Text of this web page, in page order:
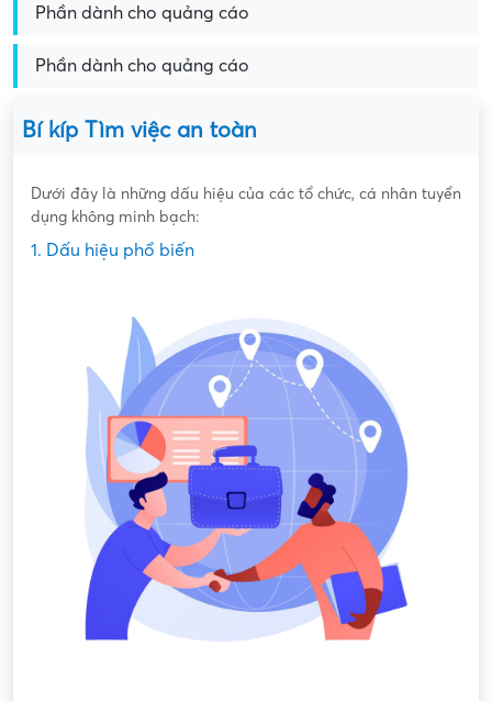
Phần dành cho quảng cáo
Phần dành cho quảng cáo
Bí kíp Tìm việc an toàn
Dưới đây là những dấu hiệu của các tổ chức, cá nhân tuyển
dụng không minh bạch:
1. Dấu hiệu phổ biến